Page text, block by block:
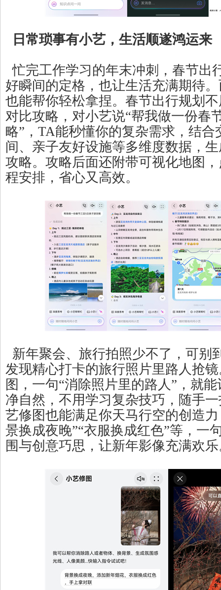
日常琐事有小艺，生活顺遂鸿运来
忙完工作学习的年末冲刺，春节出
好瞬间的定格，也让生活充满期待
也能帮你轻松拿捏。春节出行规划
对比攻略，对小艺说“帮我做一份春
略”，TA能秒懂你的复杂需求，结合
间、亲子友好设施等多维度数据，
攻略。攻略后面还附带可视化地图
程安排，省心又高效。
新年聚会、旅行拍照少不了，可别
发现精心打卡的旅行照片里路人抢
图，一句“消除照片里的路人”，就
净自然，不用学习复杂技巧，随手
艺修图也能满足你天马行空的创造
景换成夜晚”“衣服换成红色”等，一
围与创意巧思，让新年影像充满欢